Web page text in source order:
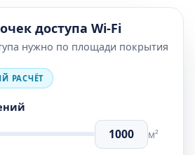
доступа Wi-Fi
нужно по площади покрытия
РАСЧЁТ
м²